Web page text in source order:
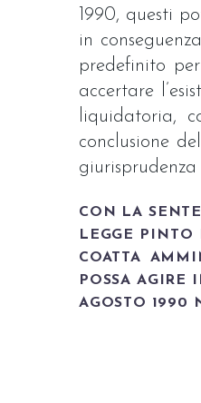
1990, questi
in
predefinito
accertare
liquidatoria,
conclusione
CON LA
LEGGE
COATTA
POSSA AGIRE
AGOSTO 1990